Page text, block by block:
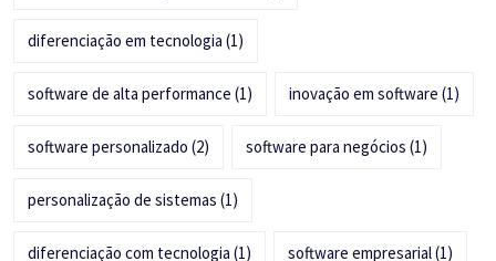
diferenciação em tecnologia (1)
software de alta performance (1) inovação em software (1)
software personalizado (2) software para negócios (1)
personalização de sistemas (1)
diferenciação com tecnologia (1) software empresarial(1)